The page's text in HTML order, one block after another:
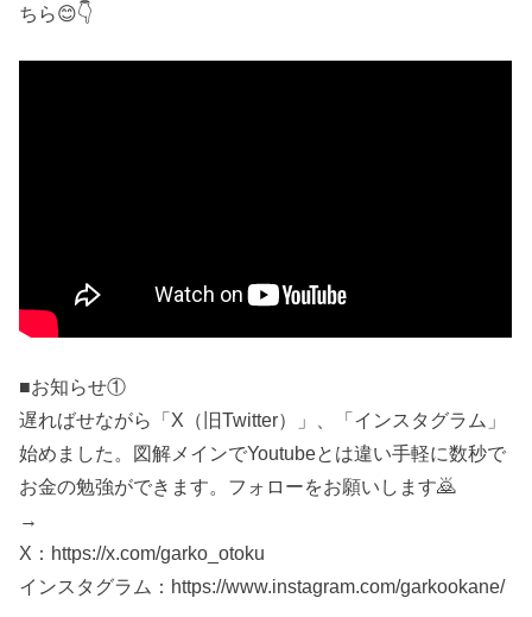
ちら😊👇
■お知らせ①
遅ればせながら「X（旧Twitter）」、「インスタグラム」
始めました。図解メインでYoutubeとは違い手軽に数秒で
お金の勉強ができます。フォローをお願いします🙇
→
X：https://x.com/garko_otoku
インスタグラム：https://www.instagram.com/garkookane/